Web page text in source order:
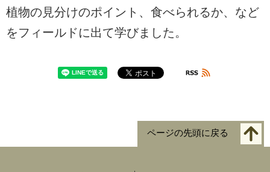
植物の見分けのポイント、食べられるか、など
をフィールドに出て学びました。
ページの先頭に戻る